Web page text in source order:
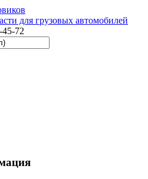
для грузовых автомобилей
72